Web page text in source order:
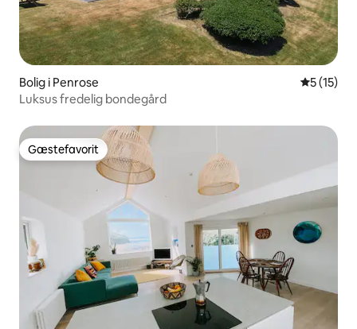
Bolig i Penrose 5 ud af 5
5 (15)
Luksus fredelig bondegård
Gæstefavorit
Gæstefavorit